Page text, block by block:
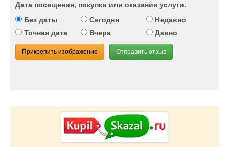
Дата посещения, покупки или оказания услуги.
Без даты
Сегодня
Недавно
Точная дата
Вчера Давно
Прикрепить изображение Отправить отзыв